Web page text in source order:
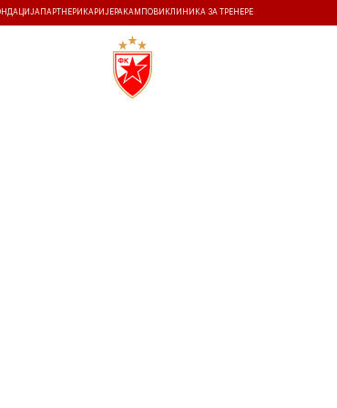
ПАРТНЕРИ КАРИЈЕРА КАМПОВИ КЛИНИКА ЗА ТРЕНЕРЕ